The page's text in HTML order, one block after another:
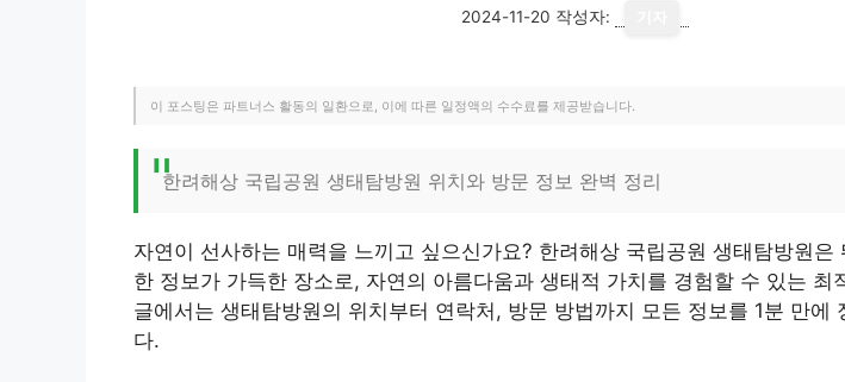
2024-11-20 작성자:
이 포스팅은 파트너스 활동의 일환으로, 이에 따른 일정액의 수수료를 제공받습니다.
한려해상 국립공원 생태탐방원 위치와 방문 정보 완벽 정리
자연이 선사하는 매력을 느끼고 싶으신가요? 한려해상 국립공원 생태탐방원은
한 정보가 가득한 장소로, 자연의 아름다움과 생태적 가치를 경험할 수 있는 최
글에서는 생태탐방원의 위치부터 연락처, 방문 방법까지 모든 정보를 1분 만에
다.